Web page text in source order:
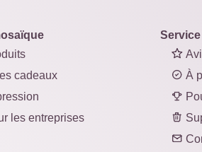
cadeaux
les entreprises
Service
À